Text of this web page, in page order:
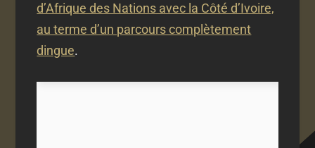
d’Afrique des Nations avec la Côté d’Ivoire,
au terme d’un parcours complètement
dingue.